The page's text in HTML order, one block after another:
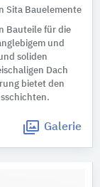
Sita Bauelemente
Bauteile für die
und
soliden
Dach
bietet den
Galerie